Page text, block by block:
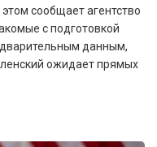
сообщает агентство
с подготовкой
данным,
ожидает прямых